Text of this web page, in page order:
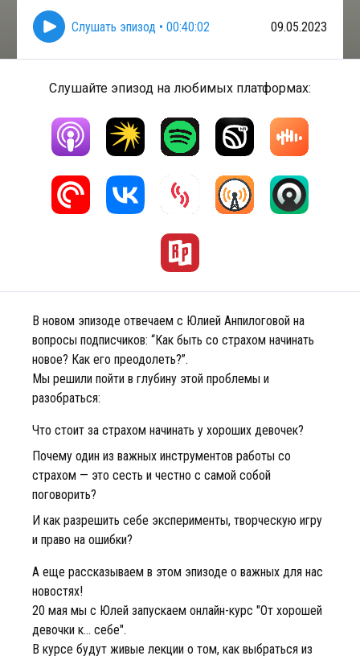
Слушать эпизод • 00:40:02 09.05.2023
Слушайте эпизод на любимых платформах:
В новом эпизоде отвечаем с Юлией Анпилоговой на
вопросы подписчиков: “Как быть со страхом начинать
новое? Как его преодолеть?”.
Мы решили пойти в глубину этой проблемы и
разобраться:
Что стоит за страхом начинать у хороших девочек?
Почему один из важных инструментов работы со
страхом — это сесть и честно с самой собой
поговорить?
И как разрешить себе эксперименты, творческую игру
и право на ошибки?
А еще рассказываем в этом эпизоде о важных для нас
новостях!
20 мая мы с Юлей запускаем онлайн-курс "От хорошей
девочки к... себе".
В курсе будут живые лекции о том, как выбраться из